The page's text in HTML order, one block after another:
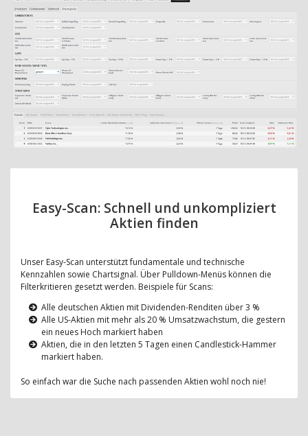
Easy-Scan: Schnell und unkompliziert
Aktien finden
Unser Easy-Scan unterstützt fundamentale und technische
Kennzahlen sowie Chartsignal. Über Pulldown-Menüs können die
Filterkritieren gesetzt werden. Beispiele für Scans:
Alle deutschen Aktien mit Dividenden-Renditen über 3 %
Alle US-Aktien mit mehr als 20 % Umsatzwachstum, die gestern
ein neues Hoch markiert haben
Aktien, die in den letzten 5 Tagen einen Candlestick-Hammer
markiert haben.
So einfach war die Suche nach passenden Aktien wohl noch nie!